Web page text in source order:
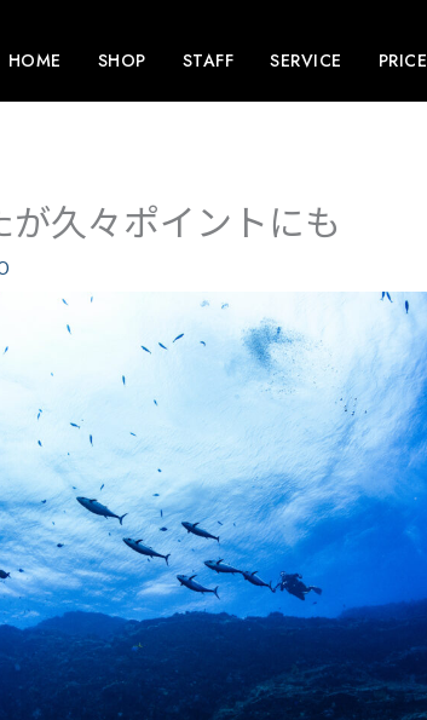
HOME SHOP STAFF SERVICE PRICE
が久々ポイントにも